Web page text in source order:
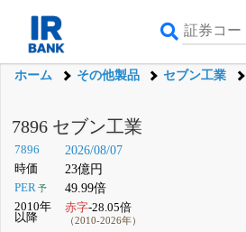
ホーム その他製品 セブン工業
7896 セブン工業
7896 2026/08/07
時価 23億円
PER予 49.99倍
2010年
以降
赤字-28.05倍
（2010-2026年）